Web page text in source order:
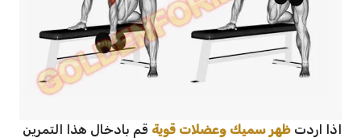
اذا اردت ظهر سميك وعضلات قوية قم بادخال هذا التمرين